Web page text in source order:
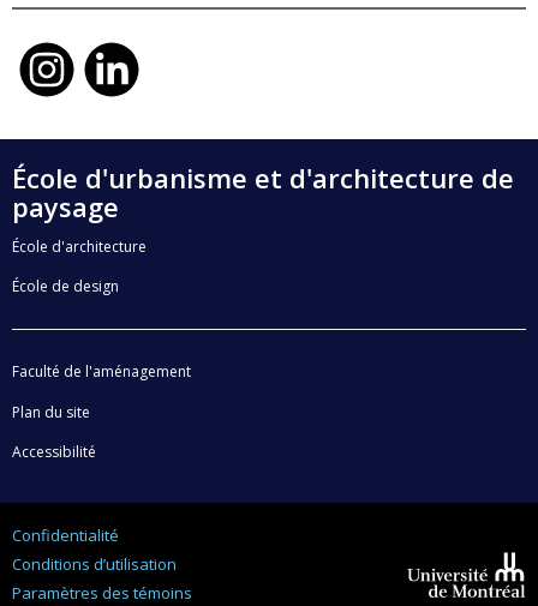
École d'urbanisme et d'architecture de
paysage
École d'architecture
École de design
Faculté de l'aménagement
Plan du site
Accessibilité
Confidentialité
Conditions d’utilisation
Paramètres des témoins